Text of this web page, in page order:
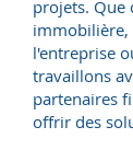
projets. Que
immobilière,
l'entreprise
travaillons
partenaires
offrir des